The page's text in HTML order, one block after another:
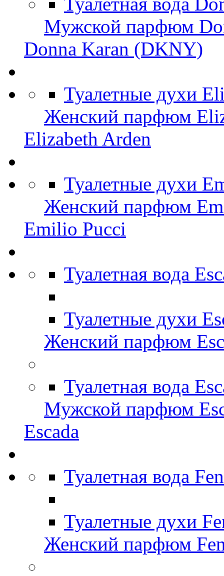
Мужской парфюм
Donna Karan (DKNY)
Туалетные духи
Женский парфюм
Elizabeth Arden
Туалетные духи
Женский парфюм
Emilio Pucci
Туалетная вода
Туалетные духи
Женский парфюм
Туалетная вода
Мужской парфюм
Escada
Туалетная вода
Туалетные духи
Женский парфюм